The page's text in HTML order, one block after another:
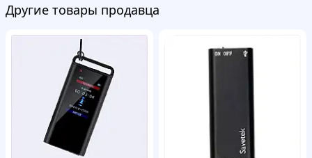
Другие товары продавца